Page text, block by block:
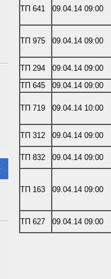
ТП 641 09.04.14 09:00
ТП 975 09.04.14 09:00
ТП 294
09.04.14 09:00
ТП 645
09.04.14 09:00
ТП 719 09.04.14 10:00
ТП 312 09.04.14 09:00
ТП 832 09.04.14 09:00
ТП 163 09.04.14 09:00
ТП 627 09.04.14 09:00